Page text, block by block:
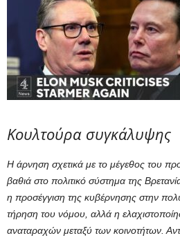
Κουλτούρα συγκάλυψης
Η άρνηση σχετικά με το μέγεθος του
βαθιά στο πολιτικό σύστημα της
η προσέγγιση της κυβέρνησης στην
τήρηση του νόμου, αλλά η
αναταραχών μεταξύ των κοινοτήτων.